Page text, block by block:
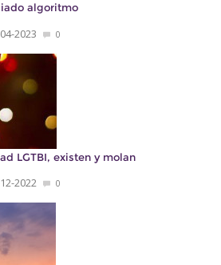
algoritmo
2023 0
LGTBI, existen y molan
2022 0